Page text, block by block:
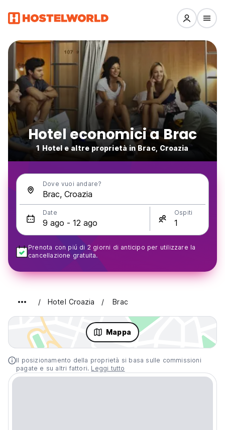
Hotel economici a Brac
1 Hotel e altre proprietà in Brac, Croazia
Dove vuoi andare?
Date Ospiti
Prenota con piú di 2 giorni di anticipo per utilizzare la
cancellazione gratuita.
Hotel Croazia Brac
Mappa
Il posizionamento della proprietà si basa sulle commissioni
pagate e su altri fattori. Leggi tutto